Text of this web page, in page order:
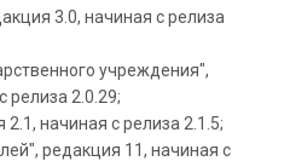
3.0, начиная с релиза
учреждения",
релиза 2.0.29;
начиная с релиза 2.1.5;
редакция 11, начиная с